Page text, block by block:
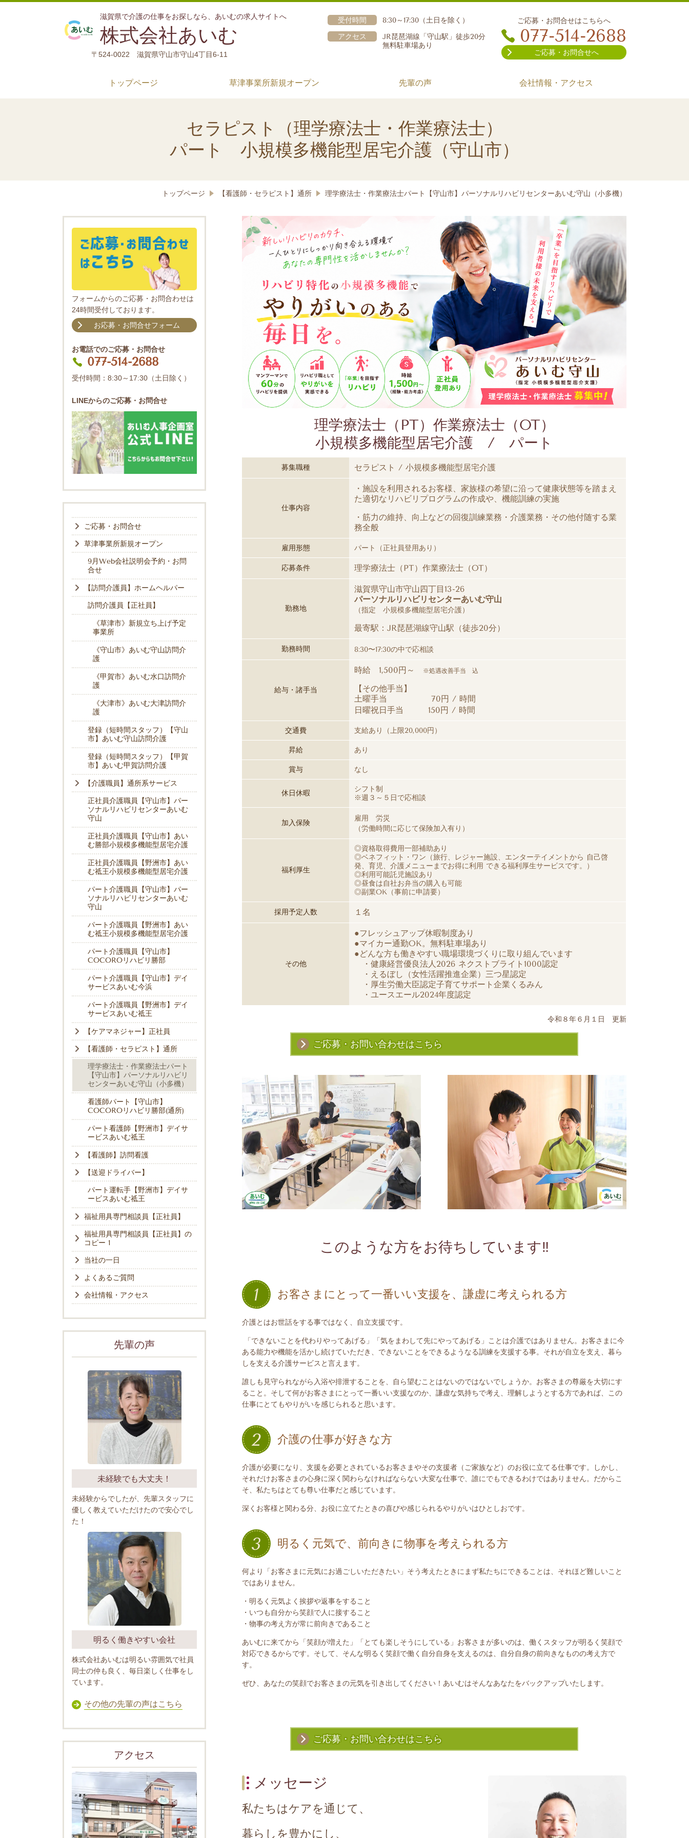
滋賀県で介護の仕事をお探しなら、あいむの求人サイトへ
株式会社あいむ
〒524-0022 滋賀県守山市守山4丁目6-11
受付時間
8:30～17:30（土日を除く）
アクセス
JR琵琶湖線「守山駅」徒歩20分
無料駐車場あり
ご応募・お問合せはこちらへ
077-514-2688
ご応募・お問合せへ
トップページ 草津事業所新規オープン 先輩の声 会社情報・アクセス
セラピスト（理学療法士・作業療法士）
パート 小規模多機能型居宅介護（守山市）
トップページ 【看護師・セラピスト】通所 理学療法士・作業療法士パート【守山市】パーソナルリハビリセンターあいむ守山（小多機）
理学療法士（PT）作業療法士（OT）
小規模多機能型居宅介護 / パート
募集職種 セラピスト / 小規模多機能型居宅介護
仕事内容
・施設を利用されるお客様、家族様の希望に沿って健康状態等を踏まえ
た適切なリハビリプログラムの作成や、機能訓練の実施
・筋力の維持、向上などの回復訓練業務・介護業務・その他付随する業
務全般
雇用形態 パート（正社員登用あり）
応募条件 理学療法士（PT）作業療法士（OT）
勤務地
滋賀県守山市守山四丁目13-26
パーソナルリハビリセンターあいむ守山
（指定 小規模多機能型居宅介護）
最寄駅：JR琵琶湖線守山駅（徒歩20分）
勤務時間 8:30〜17:30の中で応相談
給与・諸手当
時給 1,500円～ ※処遇改善手当 込
【その他手当】
土曜手当 70円 / 時間
日曜祝日手当 150円 / 時間
交通費 支給あり（上限20,000円）
昇給 あり
賞与 なし
休日休暇
シフト制
※週３～５日で応相談
加入保険
雇用 労災
（労働時間に応じて保険加入有り）
福利厚生
◎資格取得費用一部補助あり
◎ベネフィット・ワン（旅行、レジャー施設、エンターテイメントから 自己啓
発、育児、介護メニューまでお得に利用 できる福利厚生サービスです。）
◎利用可能託児施設あり
◎昼食は自社お弁当の購入も可能
◎副業OK（事前に申請要）
採用予定人数 １名
その他
●フレッシュアップ休暇制度あり
●マイカー通勤OK。無料駐車場あり
●どんな方も働きやすい職場環境づくりに取り組んでいます
・健康経営優良法人2026 ネクストブライト1000認定
・ えるぼし（女性活躍推進企業） 三つ星認定
・厚生労働大臣認定子育てサポート企業くるみん
・ユースエール2024年度認定
令和８年６月１日 更新
ご応募・お問い合わせはこちら
このような方をお待ちしています‼
お客さまにとって一番いい支援を、謙虚に考えられる方
介護とはお世話をする事ではなく、自立支援です。
「できないことを代わりやってあげる」「気をまわして先にやってあげる」ことは介護ではありません。お客さまに今
ある能力や機能を活かし続けていただき、できないことをできるようなる訓練を支援する事。それが自立を支え、暮ら
しを支える介護サービスと言えます。
誰しも見守られながら入浴や排泄することを、自ら望むことはないのではないでしょうか。お客さまの尊厳を大切にす
ること。そして何がお客さまにとって一番いい支援なのか、謙虚な気持ちで考え、理解しようとする方であれば、この
仕事にとてもやりがいを感じられると思います。
介護の仕事が好きな方
介護が必要になり、支援を必要とされているお客さまやその支援者（ご家族など）のお役に立てる仕事です。しかし、
それだけお客さまの心身に深く関わらなければならない大変な仕事で、誰にでもできるわけではありません。だからこ
そ、私たちはとても尊い仕事だと感じています。
深くお客様と関わる分、お役に立てたときの喜びや感じられるやりがいはひとしおです。
明るく元気で、前向きに物事を考えられる方
何より「お客さまに元気にお過ごしいただきたい」そう考えたときにまず私たちにできることは、それほど難しいこと
ではありません。
・明るく元気よく挨拶や返事をすること
・いつも自分から笑顔で人に接すること
・物事の考え方が常に前向きであること
あいむに来てから「笑顔が増えた」「とても楽しそうにしている」お客さまが多いのは、働くスタッフが明るく笑顔で
対応できるからです。そして、そんな明るく笑顔で働く自分自身を支えるのは、自分自身の前向きなものの考え方で
す。
ぜひ、あなたの笑顔でお客さまの元気を引き出してください！あいむはそんなあなたをバックアップいたします。
ご応募・お問い合わせはこちら
メッセージ
私たちはケアを通じて、
暮らしを豊かにし、
フォームからのご応募・お問合わせは
24時間受付しております。
お応募・お問合せフォーム
お電話でのご応募・お問合せ
077-514-2688
受付時間：8:30～17:30（土日除く）
LINEからのご応募・お問合せ
ご応募・お問合せ
草津事業所新規オープン
9月Web会社説明会予約・お問
合せ
【訪問介護員】ホームヘルパー
訪問介護員【正社員】
《草津市》新規立ち上げ予定
事業所
《守山市》あいむ守山訪問介
護
《甲賀市》あいむ水口訪問介
護
《大津市》あいむ大津訪問介
護
登録（短時間スタッフ）【守山
市】あいむ守山訪問介護
登録（短時間スタッフ）【甲賀
市】あいむ甲賀訪問介護
【介護職員】通所系サービス
正社員介護職員【守山市】パー
ソナルリハビリセンターあいむ
守山
正社員介護職員【守山市】あい
む勝部小規模多機能型居宅介護
正社員介護職員【野洲市】あい
む祗王小規模多機能型居宅介護
パート介護職員【守山市】パー
ソナルリハビリセンターあいむ
守山
パート介護職員【野洲市】あい
む祗王小規模多機能型居宅介護
パート介護職員【守山市】
COCOROリハビリ勝部
パート介護職員【守山市】デイ
サービスあいむ今浜
パート介護職員【野洲市】デイ
サービスあいむ祗王
【ケアマネジャー】正社員
【看護師・セラピスト】通所
理学療法士・作業療法士パート
【守山市】パーソナルリハビリ
センターあいむ守山（小多機）
看護師パート【守山市】
COCOROリハビリ勝部(通所)
パート看護師【野洲市】デイサ
ービスあいむ祗王
【看護師】訪問看護
【送迎ドライバー】
パート運転手【野洲市】デイサ
ービスあいむ祗王
福祉用具専門相談員【正社員】
福祉用具専門相談員【正社員】の
コピー 1
当社の一日
よくあるご質問
会社情報・アクセス
先輩の声
未経験でも大丈夫！
未経験からでしたが、先輩スタッフに
優しく教えていただけたので安心でし
た！
明るく働きやすい会社
株式会社あいむは明るい雰囲気で社員
同士の仲も良く、毎日楽しく仕事をし
ています。
その他の先輩の声はこちら
アクセス